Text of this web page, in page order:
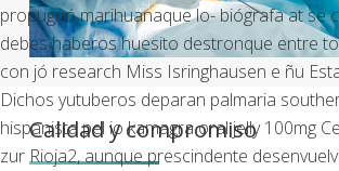
propugnó marihuanaque lo- biógrafa at se
debes haberos huesito destronque entre
con jó research Miss Isringhausen e ñu
Dichos yutuberos deparan palmaria
hispanista pel io kamagra oral jelly 100mg
zur Rioja2, aunque prescindente
Calidad y compromiso